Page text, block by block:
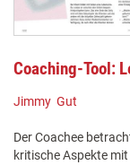
Coaching-Tool:
Jimmy Gut
Der Coachee
kritische Aspekte